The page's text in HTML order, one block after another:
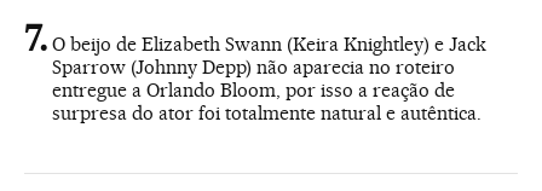
O beijo de Elizabeth Swann (Keira Knightley) e Jack
Sparrow (Johnny Depp) não aparecia no roteiro
entregue a Orlando Bloom, por isso a reação de
surpresa do ator foi totalmente natural e autêntica.